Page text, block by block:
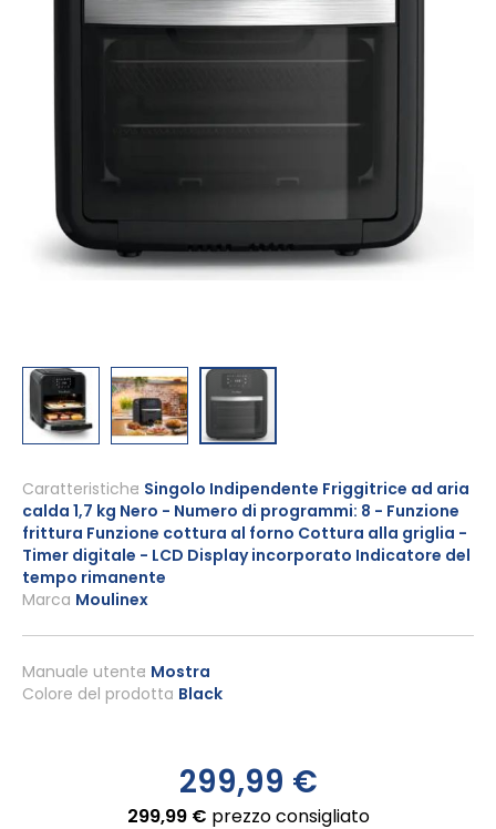
all'inizio
della
galleria
di
immagini
299,99 €
299,99 € prezzo consigliato
Marca Moulinex
Manuale utente Mostra
Caratteristiche Singolo Indipendente Friggitrice ad aria
calda 1,7 kg Nero - Numero di programmi: 8 - Funzione
frittura Funzione cottura al forno Cottura alla griglia -
Timer digitale - LCD Display incorporato Indicatore del
tempo rimanente
Colore del prodotto Black